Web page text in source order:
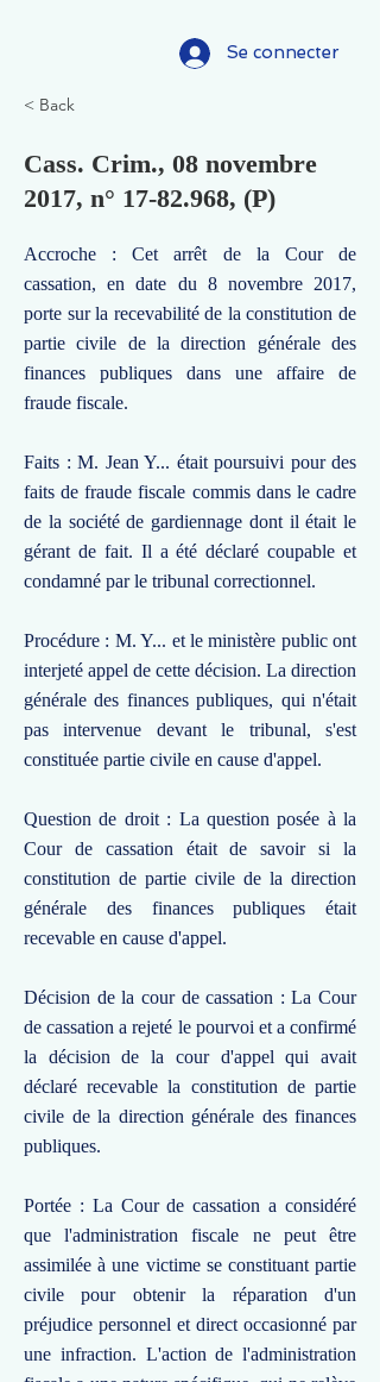
Se connecter
< Back
Cass. Crim., 08 novembre
2017, n° 17-82.968, (P)
Accroche : Cet arrêt de la Cour de
cassation, en date du 8 novembre 2017,
porte sur la recevabilité de la constitution de
partie civile de la direction générale des
finances publiques dans une affaire de
fraude fiscale.
Faits : M. Jean Y... était poursuivi pour des
faits de fraude fiscale commis dans le cadre
de la société de gardiennage dont il était le
gérant de fait. Il a été déclaré coupable et
condamné par le tribunal correctionnel.
Procédure : M. Y... et le ministère public ont
interjeté appel de cette décision. La direction
générale des finances publiques, qui n'était
pas intervenue devant le tribunal, s'est
constituée partie civile en cause d'appel.
Question de droit : La question posée à la
Cour de cassation était de savoir si la
constitution de partie civile de la direction
générale des finances publiques était
recevable en cause d'appel.
Décision de la cour de cassation : La Cour
de cassation a rejeté le pourvoi et a confirmé
la décision de la cour d'appel qui avait
déclaré recevable la constitution de partie
civile de la direction générale des finances
publiques.
Portée : La Cour de cassation a considéré
que l'administration fiscale ne peut être
assimilée à une victime se constituant partie
civile pour obtenir la réparation d'un
préjudice personnel et direct occasionné par
une infraction. L'action de l'administration